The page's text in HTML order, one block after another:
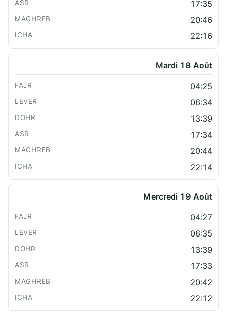
17:35
20:46
22:16
Mardi 18 Août
04:25
06:34
13:39
17:34
20:44
22:14
Mercredi 19 Août
04:27
06:35
13:39
17:33
20:42
22:12